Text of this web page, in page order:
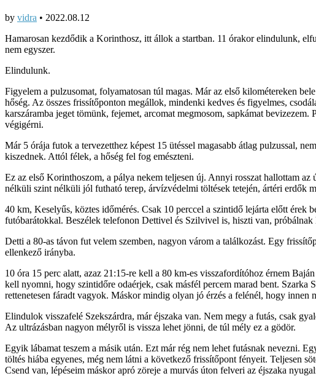
by vidra • 2022.08.12
Hamarosan kezdődik a Korinthosz, itt állok a startban. 11 órakor elindulunk,
nem egyszer.
Elindulunk.
Figyelem a pulzusomat, folyamatosan túl magas. Már az első kilométereken
hőség. Az összes frissítőponton megállok, mindenki kedves és figyelmes,
karszáramba jeget tömünk, fejemet, arcomat megmosom, sapkámat
végigérni.
Már 5 órája futok a tervezetthez képest 15 ütéssel magasabb átlag pulzussal,
kiszednek. Attól félek, a hőség fel fog emészteni.
Ez az első Korinthoszom, a pálya nekem teljesen új. Annyi rosszat hallottam
nélküli szint nélküli jól futható terep, árvízvédelmi töltések tetején, ártéri erdők
40 km, Keselyűs, köztes időmérés. Csak 10 perccel a szintidő lejárta előtt érek
futóbarátokkal. Beszélek telefonon Dettivel és Szilvivel is, hiszti van,
Detti a 80-as távon fut velem szemben, nagyon várom a találkozást. Egy
ellenkező irányba.
10 óra 15 perc alatt, azaz 21:15-re kell a 80 km-es visszafordítóhoz érnem
kell nyomni, hogy szintidőre odaérjek, csak másfél percem marad bent.
rettenetesen fáradt vagyok. Máskor mindig olyan jó érzés a felénél, hogy
Elindulok visszafelé Szekszárdra, már éjszaka van. Nem megy a futás, csak
Az ultrázásban nagyon mélyről is vissza lehet jönni, de túl mély ez a gödör.
Egyik lábamat teszem a másik után. Ezt már rég nem lehet futásnak nevezni.
töltés hiába egyenes, még nem látni a következő frissítőpont fényeit. Teljesen
Csend van, lépéseim máskor apró zöreje a murvás úton felveri az éjszaka